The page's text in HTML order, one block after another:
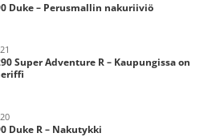
Duke – Perusmallin nakuriiviö
Super Adventure R – Kaupungissa on
Duke R – Nakutykki